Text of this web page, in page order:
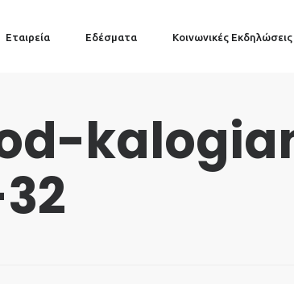
Εταιρεία Εδέσματα Κοινωνικές Εκδηλώσεις